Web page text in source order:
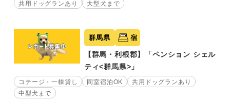
共用ドッグランあり
大型犬まで
群馬県 宿
【群馬・利根郡】「ペンション シェル
ティ<群馬県>」
コテージ・一棟貸し 同室宿泊OK
共用ドッグランあり
中型犬まで